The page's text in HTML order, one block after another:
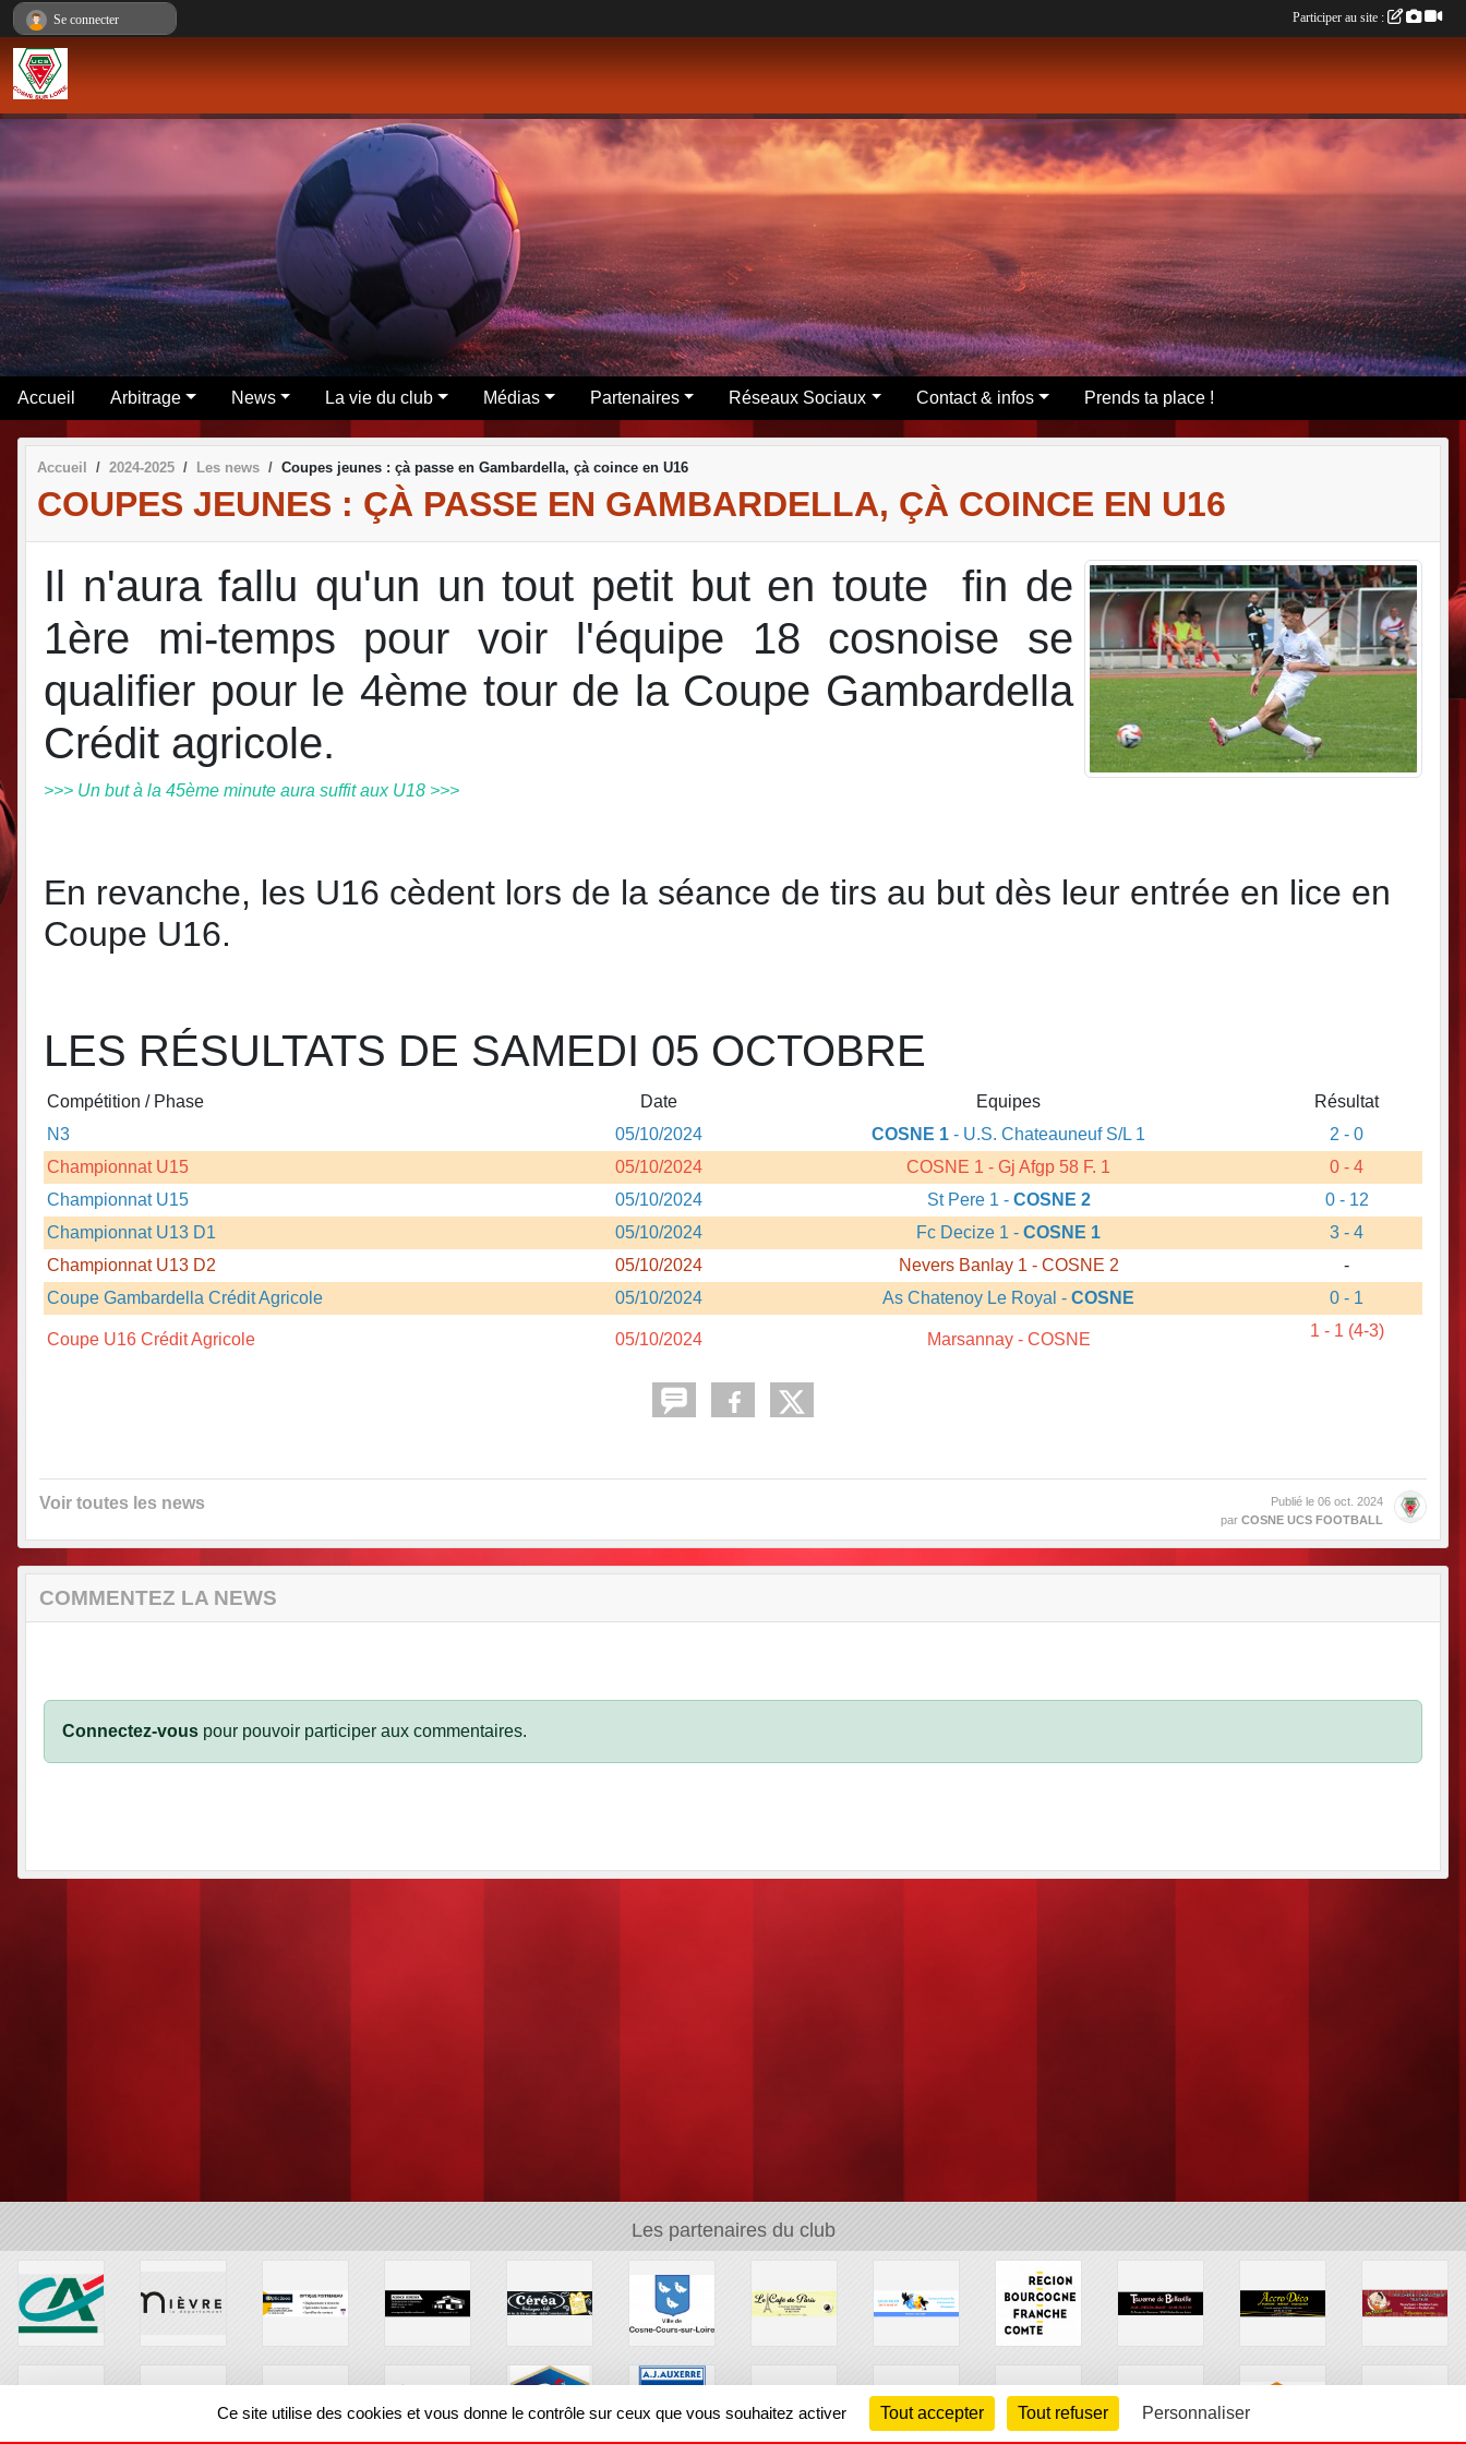
Accueil Arbitrage News La vie du club Médias Partenaires Réseaux Sociaux Contact & infos Prends ta place !
Accueil 2024-2025 Les news Coupes jeunes : çà passe en Gambardella, çà coince en U16
COUPES JEUNES : ÇÀ PASSE EN GAMBARDELLA, ÇÀ COINCE EN U16
Il n'aura fallu qu'un un tout petit but en toute fin de
1ère mi-temps pour voir l'équipe 18 cosnoise se
qualifier pour le 4ème tour de la Coupe Gambardella
Crédit agricole.
>>> Un but à la 45ème minute aura suffit aux U18 >>>
En revanche, les U16 cèdent lors de la séance de tirs au but dès leur entrée en lice en
Coupe U16.
LES RÉSULTATS DE SAMEDI 05 OCTOBRE
Compétition / Phase Date Equipes
Résultat
N3
05/10/2024 COSNE 1 - U.S. Chateauneuf S/L 1
2 - 0
Championnat U15
05/10/2024 COSNE 1 - Gj Afgp 58 F. 1
0 - 4
Championnat U15
05/10/2024 St Pere 1 - COSNE 2
0 - 12
Championnat U13 D1
05/10/2024 Fc Decize 1 - COSNE 1
3 - 4
Championnat U13 D2
05/10/2024 Nevers Banlay 1 - COSNE 2
-
Coupe Gambardella Crédit Agricole
05/10/2024 As Chatenoy Le Royal - COSNE 0 - 1
Coupe U16 Crédit Agricole 05/10/2024 Marsannay- COSNE 1 - 1 (4-3)
Voir toutes les news Publié le 06 oct. 2024
par COSNE UCS FOOTBALL
COMMENTEZ LA NEWS
Connectez-vous pour pouvoir participer aux commentaires.
Les partenaires du club
Se connecter Participer au site :
Panneau de gestion des cookies
Ce site utilise des cookies et vous donne le contrôle sur ceux que vous souhaitez activer Tout accepter Tout refuser Personnaliser